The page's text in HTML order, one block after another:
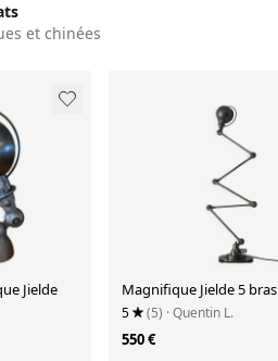
et chinées
Jielde
Magnifique Jielde 5 bras
5 (5) · Quentin L.
550 €